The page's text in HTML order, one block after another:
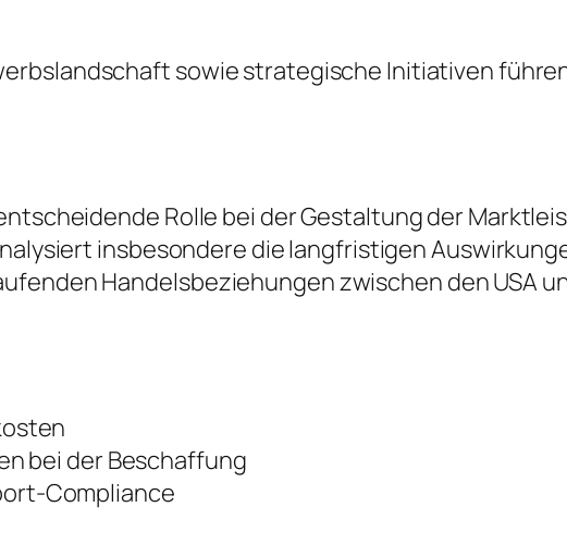
sowie strategische Initiativen
Rolle bei der Gestaltung der
insbesondere die langfristigen
Handelsbeziehungen zwischen den USA
bei der Beschaffung
Compliance